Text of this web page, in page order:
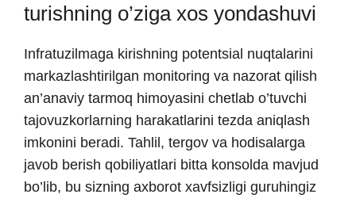
turishning o’ziga xos yondashuvi
Infratuzilmaga kirishning potentsial nuqtalarini
markazlashtirilgan monitoring va nazorat qilish
an’anaviy tarmoq himoyasini chetlab o’tuvchi
tajovuzkorlarning harakatlarini tezda aniqlash
imkonini beradi. Tahlil, tergov va hodisalarga
javob berish qobiliyatlari bitta konsolda mavjud
bo’lib, bu sizning axborot xavfsizligi guruhingiz